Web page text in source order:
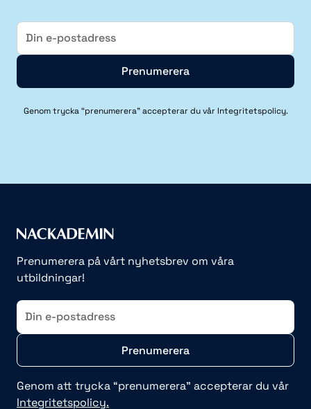
E-
post
Genom trycka “prenumerera” accepterar du vår Integritetspolicy.
Prenumerera på vårt nyhetsbrev om våra
utbildningar!
E-
post
Genom att trycka “prenumerera” accepterar du vår
Integritetspolicy.